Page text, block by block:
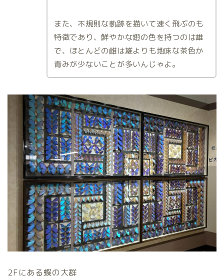
また、不規則な軌跡を描いて速く飛ぶのも
特徴であり、鮮やかな翅の色を持つのは雄
で、ほとんどの雌は雄よりも地味な茶色か
青みが少ないことが多いんじゃよ。
2Fにある蝶の大群